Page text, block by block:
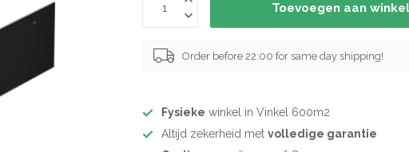
Toevoegen aan
Order before 22:00 for same day shipping!
Fysieke winkel in Vinkel 600m2
Altijd zekerheid metvolledige garantie